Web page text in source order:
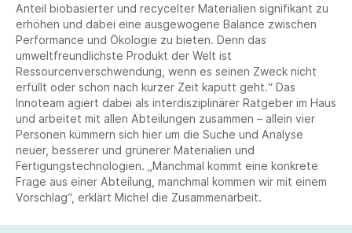
Anteil biobasierter und recycelter Materialien signifikant zu
erhöhen und dabei eine ausgewogene Balance zwischen
Performance und Ökologie zu bieten. Denn das
umweltfreundlichste Produkt der Welt ist
Ressourcenverschwendung, wenn es seinen Zweck nicht
erfüllt oder schon nach kurzer Zeit kaputt geht.“ Das
Innoteam agiert dabei als interdisziplinärer Ratgeber im Haus
und arbeitet mit allen Abteilungen zusammen – allein vier
Personen kümmern sich hier um die Suche und Analyse
neuer, besserer und grünerer Materialien und
Fertigungstechnologien. „Manchmal kommt eine konkrete
Frage aus einer Abteilung, manchmal kommen wir mit einem
Vorschlag“, erklärt Michel die Zusammenarbeit.